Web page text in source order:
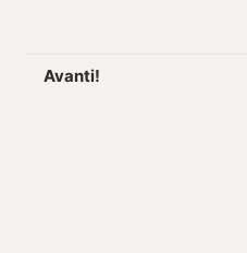
Avanti!